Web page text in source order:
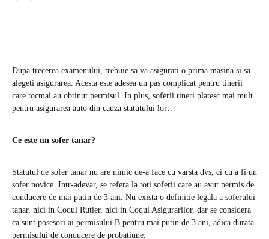
Dupa trecerea examenului, trebuie sa va asigurati o prima masina si sa
alegeti asigurarea. Acesta este adesea un pas complicat pentru tinerii
care tocmai au obtinut permisul. In plus, soferii tineri platesc mai mult
pentru asigurarea auto din cauza statutului lor…
Ce este un sofer tanar?
Statutul de sofer tanar nu are nimic de-a face cu varsta dvs, ci cu a fi un
sofer novice. Intr-adevar, se refera la toti soferii care au avut permis de
conducere de mai putin de 3 ani. Nu exista o definitie legala a soferului
tanar, nici in Codul Rutier, nici in Codul Asigurarilor, dar se considera
ca sunt posesori ai permisului B pentru mai putin de 3 ani, adica durata
permisului de conducere de probatiune.